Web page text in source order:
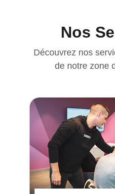
Nos
Découvrez nos
de notre zone